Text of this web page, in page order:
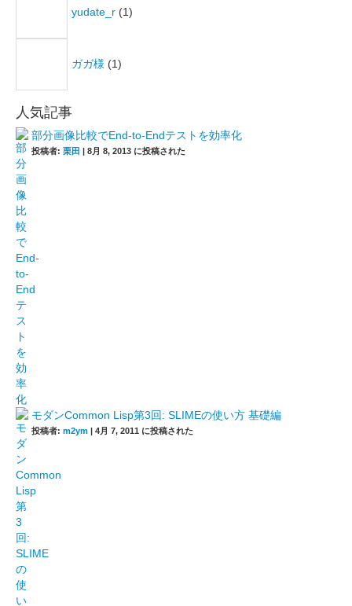
yudate_r (1)
ガガ様 (1)
人気記事
部分画像比較でEnd-to-Endテストを効率化
投稿者: 栗田 | 8月 8, 2013 に投稿された
モダンCommon Lisp第3回: SLIMEの使い方 基礎編
投稿者: m2ym | 4月 7, 2011 に投稿された